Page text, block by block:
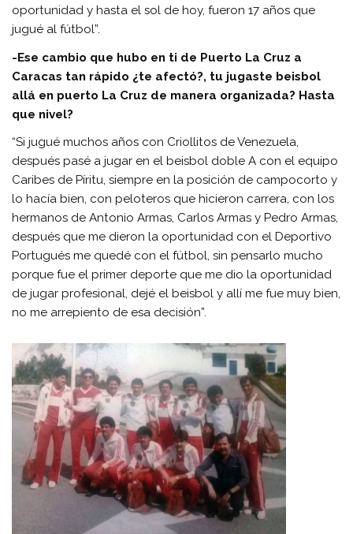
oportunidad y hasta el sol de hoy, fueron 17 años que
jugué al fútbol”.
-Ese cambio que hubo en ti de Puerto La Cruz a
Caracas tan rápido ¿te afectó?, tu jugaste beisbol
allá en puerto La Cruz de manera organizada? Hasta
que nivel?
“Si jugué muchos años con Criollitos de Venezuela,
después pasé a jugar en el beisbol doble A con el equipo
Caribes de Píritu, siempre en la posición de campocorto y
lo hacía bien, con peloteros que hicieron carrera, con los
hermanos de Antonio Armas, Carlos Armas y Pedro Armas,
después que me dieron la oportunidad con el Deportivo
Portugués me quedé con el fútbol, sin pensarlo mucho
porque fue el primer deporte que me dio la oportunidad
de jugar profesional, dejé el beisbol y allí me fue muy bien,
no me arrepiento de esa decisión”.